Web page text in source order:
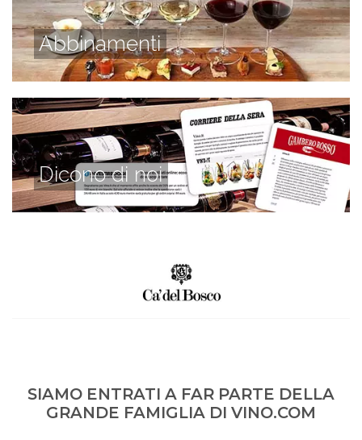
Abbinamenti
Dicono di noi
SIAMO ENTRATI A FAR PARTE DELLA
GRANDE FAMIGLIA DI VINO.COM